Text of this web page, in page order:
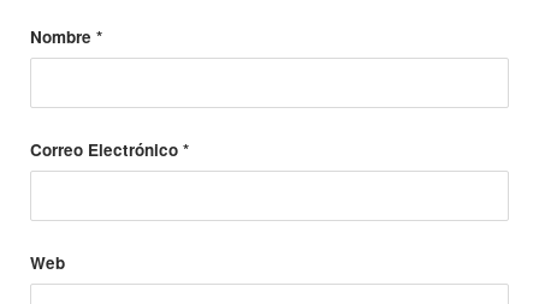
Nombre *
Correo Electrónico *
Web